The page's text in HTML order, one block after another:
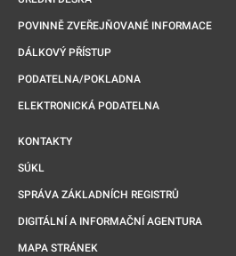
POVINNĚ ZVEŘEJŇOVANÉ INFORMACE
DÁLKOVÝ PŘÍSTUP
PODATELNA/POKLADNA
ELEKTRONICKÁ PODATELNA
KONTAKTY
SÚKL
SPRÁVA ZÁKLADNÍCH REGISTRŮ
DIGITÁLNÍ A INFORMAČNÍ AGENTURA
MAPA STRÁNEK